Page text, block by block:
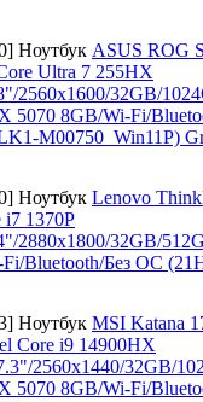
Ноутбук ASUS ROG
Ultra 7 255HX
2560х1600/32GB/
5070 8GB/Wi-Fi/
M00750_Win11P)
Ноутбук Lenovo
i7 1370P
2880x1800/32GB/
Fi/Bluetooth/Без ОС
Ноутбук MSI Katana
Core i9 14900HX
2560x1440/32GB/
5070 8GB/Wi-Fi/